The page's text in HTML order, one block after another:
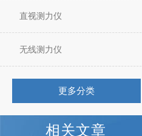
直视测力仪
无线测力仪
更多分类
相关文章